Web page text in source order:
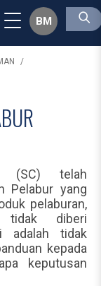
BM
(SC) telah
Pelabur yang
pelaburan,
diberi
adalah tidak
kepada
keputusan